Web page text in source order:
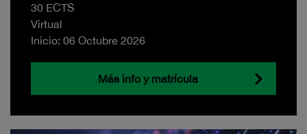
30 ECTS
Virtual
Inicio: 06 Octubre 2026
Más info y matrícula